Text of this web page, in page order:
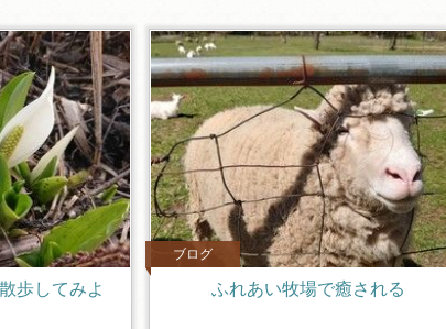
歩してみよ
ブログ
ふれあい牧場で癒される